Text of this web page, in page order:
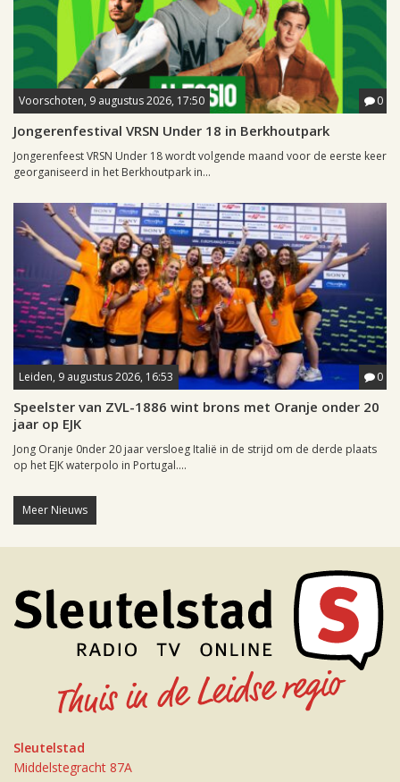
Voorschoten, 9 augustus 2026, 17:50 0
Jongerenfestival VRSN Under 18 in Berkhoutpark
Jongerenfeest VRSN Under 18 wordt volgende maand voor de eerste keer
georganiseerd in het Berkhoutpark in...
Leiden, 9 augustus 2026, 16:53 0
Speelster van ZVL-1886 wint brons met Oranje onder 20
jaar op EJK
Jong Oranje 0nder 20 jaar versloeg Italië in de strijd om de derde plaats
op het EJK waterpolo in Portugal....
Meer Nieuws
Sleutelstad
Middelstegracht 87A